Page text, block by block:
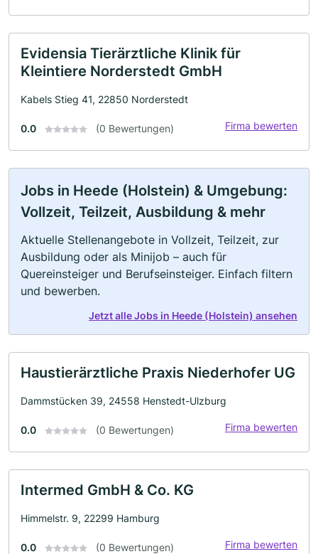
Evidensia Tierärztliche Klinik für
Kleintiere Norderstedt GmbH
Kabels Stieg 41, 22850 Norderstedt
0.0 (0 Bewertungen) Firma bewerten
Jobs in Heede (Holstein) & Umgebung:
Vollzeit, Teilzeit, Ausbildung & mehr
Aktuelle Stellenangebote in Vollzeit, Teilzeit, zur
Ausbildung oder als Minijob – auch für
Quereinsteiger und Berufseinsteiger. Einfach filtern
und bewerben.
Jetzt alle Jobs in Heede (Holstein) ansehen
Haustierärztliche Praxis Niederhofer UG
Dammstücken 39, 24558 Henstedt-Ulzburg
0.0 (0 Bewertungen) Firma bewerten
Intermed GmbH & Co. KG
Himmelstr. 9, 22299 Hamburg
0.0 (0 Bewertungen) Firma bewerten